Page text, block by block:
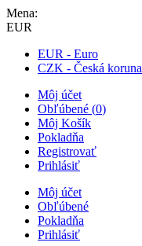
Mena:
EUR
EUR - Euro
CZK - Česká koruna
Môj účet
Obľúbené (0)
Môj Košík
Pokladňa
Registrovať
Prihlásiť
Môj účet
Obľúbené
Pokladňa
Prihlásiť